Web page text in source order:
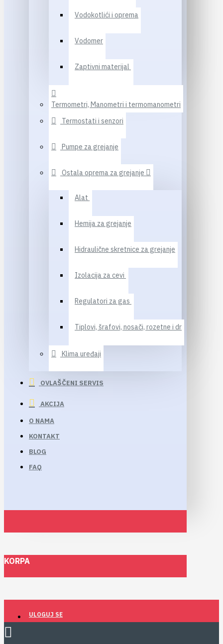
Vodokotlići i oprema
Vodomer
Zaptivni materijal
Termometri, Manometri i termomanometri
Termostati i senzori
Pumpe za grejanje
Ostala oprema za grejanje
Alat
Hemija za grejanje
Hidraulične skretnice za grejanje
Izolacija za cevi
Regulatori za gas
Tiplovi, šrafovi, nosači, rozetne i dr
Klima uređaji
OVLAŠČENI SERVIS
AKCIJA
O NAMA
KONTAKT
BLOG
FAQ
KORPA
ULOGUJ SE